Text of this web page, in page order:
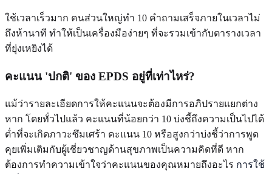
ใช้เวลาเร็วมาก คนส่วนใหญ่ทำ 10 คำถามเสร็จภายในเวลาไม่
ถึงห้านาที ทำให้เป็นเครื่องมือง่ายๆ ที่จะรวมเข้ากับตารางเวลา
ที่ยุ่งเหยิงได้
คะแนน 'ปกติ' ของ EPDS อยู่ที่เท่าไหร่?
แม้ว่ารายละเอียดการให้คะแนนจะต้องมีการอภิปรายแยกต่าง
หาก โดยทั่วไปแล้ว คะแนนที่น้อยกว่า 10 บ่งชี้ถึงความเป็นไปได้
ต่ำที่จะเกิดภาวะซึมเศร้า คะแนน 10 หรือสูงกว่าบ่งชี้ว่าการพูด
คุยเพิ่มเติมกับผู้เชี่ยวชาญด้านสุขภาพเป็นความคิดที่ดี หาก
ต้องการทำความเข้าใจว่าคะแนนของคุณหมายถึงอะไร การใช้